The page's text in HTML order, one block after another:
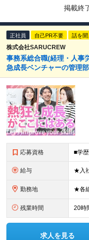
掲載終
正社員 自己PR不要 話を
株式会社SARUCREW
事務系総合職(経理・人事
急成長ベンチャーの管理
応募資格
給与
勤務地
残業時間 20時
求人を見る